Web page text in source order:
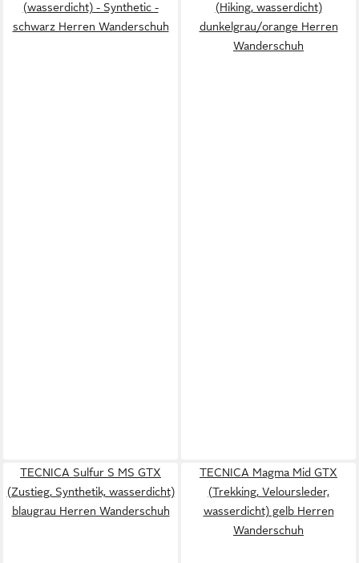
(wasserdicht) - Synthetic -
schwarz Herren Wanderschuh
(Hiking, wasserdicht)
dunkelgrau/orange Herren
Wanderschuh
TECNICA Sulfur S MS GTX
(Zustieg, Synthetik, wasserdicht)
blaugrau Herren Wanderschuh
TECNICA Magma Mid GTX
(Trekking, Veloursleder,
wasserdicht) gelb Herren
Wanderschuh